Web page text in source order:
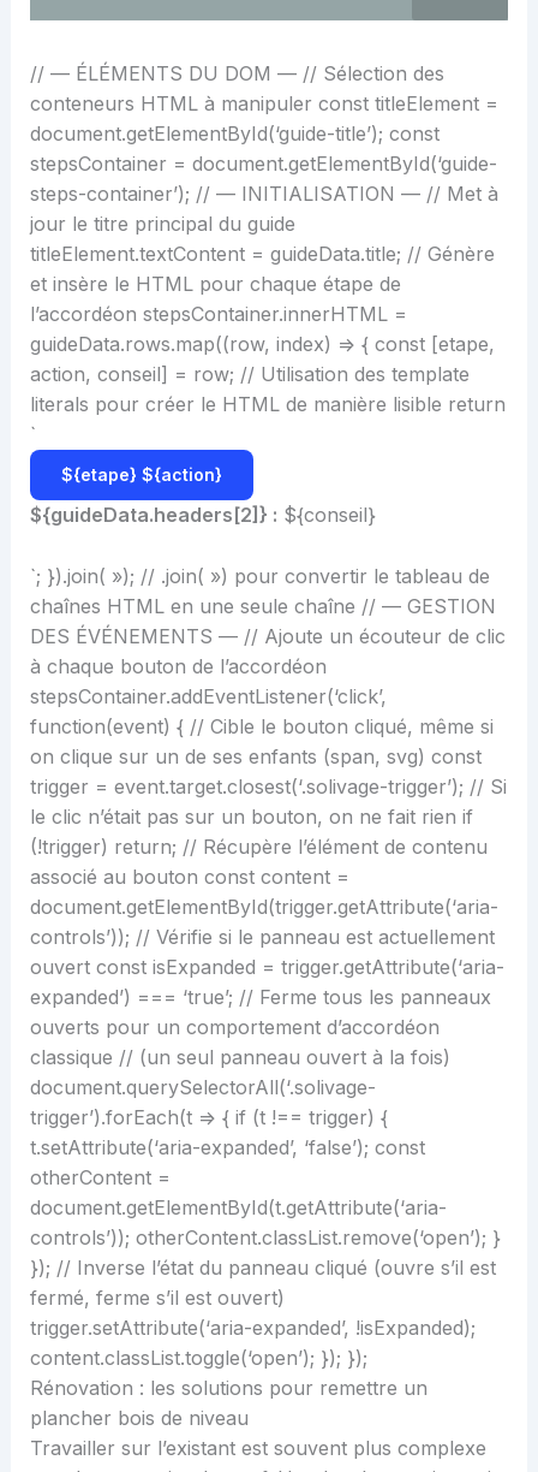
// — ÉLÉMENTS DU DOM — // Sélection des
conteneurs HTML à manipuler const titleElement =
document.getElementById(‘guide-title’); const
stepsContainer = document.getElementById(‘guide-
steps-container’); // — INITIALISATION — // Met à
jour le titre principal du guide
titleElement.textContent = guideData.title; // Génère
et insère le HTML pour chaque étape de
l’accordéon stepsContainer.innerHTML =
guideData.rows.map((row, index) => { const [etape,
action, conseil] = row; // Utilisation des template
literals pour créer le HTML de manière lisible return
`
${etape} ${action}
${guideData.headers[2]} : ${conseil}
`; }).join( »); // .join( ») pour convertir le tableau de
chaînes HTML en une seule chaîne // — GESTION
DES ÉVÉNEMENTS — // Ajoute un écouteur de clic
à chaque bouton de l’accordéon
stepsContainer.addEventListener(‘click’,
function(event) { // Cible le bouton cliqué, même si
on clique sur un de ses enfants (span, svg) const
trigger = event.target.closest(‘.solivage-trigger’); // Si
le clic n’était pas sur un bouton, on ne fait rien if
(!trigger) return; // Récupère l’élément de contenu
associé au bouton const content =
document.getElementById(trigger.getAttribute(‘aria-
controls’)); // Vérifie si le panneau est actuellement
ouvert const isExpanded = trigger.getAttribute(‘aria-
expanded’) === ‘true’; // Ferme tous les panneaux
ouverts pour un comportement d’accordéon
classique // (un seul panneau ouvert à la fois)
document.querySelectorAll(‘.solivage-
trigger’).forEach(t => { if (t !== trigger) {
t.setAttribute(‘aria-expanded’, ‘false’); const
otherContent =
document.getElementById(t.getAttribute(‘aria-
controls’)); otherContent.classList.remove(‘open’); }
}); // Inverse l’état du panneau cliqué (ouvre s’il est
fermé, ferme s’il est ouvert)
trigger.setAttribute(‘aria-expanded’, !isExpanded);
content.classList.toggle(‘open’); }); });
Rénovation : les solutions pour remettre un
plancher bois de niveau
Travailler sur l’existant est souvent plus complexe